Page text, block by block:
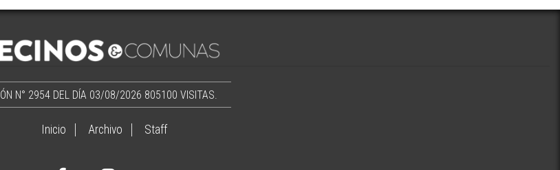
EDICIÓN N° 2954 DEL DÍA 03/08/2026 805100 VISITAS.
Inicio Archivo Staff